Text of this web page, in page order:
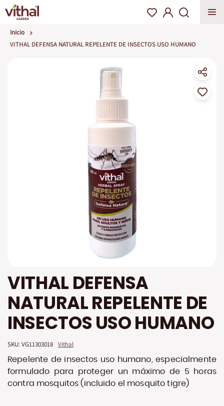
Inicio
VITHAL DEFENSA NATURAL REPELENTE DE INSECTOS USO HUMANO
al
comienzo
de
la
galería
de
VITHAL DEFENSA
NATURAL REPELENTE DE
INSECTOS USO HUMANO
SKU: VG11303018 Vithal
Repelente de insectos uso humano, especialmente
formulado para proteger un máximo de 5 horas
contra mosquitos (incluido el mosquito tigre)